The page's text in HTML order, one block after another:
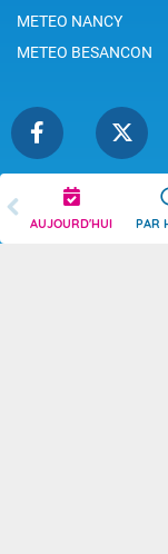
AUJOURD'HUI PAR
METEO NANCY
METEO BESANCON